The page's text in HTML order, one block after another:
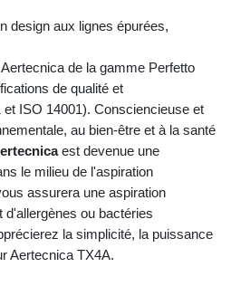
design aux lignes épurées,
de la gamme Perfetto
de qualité et
ISO 14001). Consciencieuse et
au bien-être et à la santé
est devenue une
le milieu de l'aspiration
assurera une aspiration
d'allergènes ou bactéries
la simplicité, la puissance
Aertecnica TX4A.